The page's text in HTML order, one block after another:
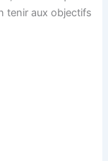
tenir aux objectifs